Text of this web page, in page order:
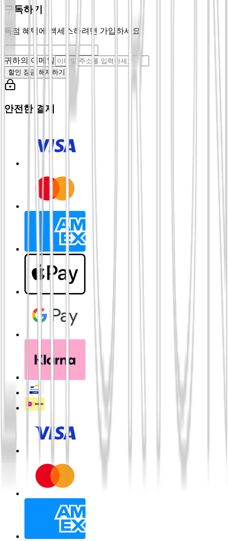
구독하기
독점 혜택에 액세스하려면 가입하세요
귀하의 이메일
할인 잠금 해제하기
안전한 결제